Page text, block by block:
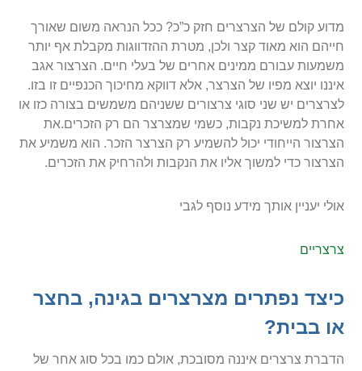
מדוע קולם של הצרצרים חזק כ”כ? ככל הנראה משום שאורך
חייהם הוא מאוד קצר ולכן, מטרת ההזדווגות מקבלת אף יותר
משמעות עבורם ממינים אחרים של בעלי חיים. הצרצור אגב
איננו יוצא מפיו של הצרצר, אלא דווקא מחיכוך הכנפיים זו בזו.
לצרצרים יש שני סוגי צרצורים ששניהם משמשים בצורה כזו או
אחרת למשיכת נקבות, כשמי שמצרצר הם רק הזכרים.את
הצרצור הייחודי יכול להשמיע רק הצרצר הזכר. הוא משמיע את
הצרצור כדי למשוך אליו את הנקבות ולהרחיק את הזכרים.
אולי יעניין אותך מידע נוסף לגבי
צרצריים
כיצד נפתרים מצרצרים בגינה, בחצר
או בבית?
הדברת צרצרים איננה מסובכת, אולם כמו בכל סוג אחר של